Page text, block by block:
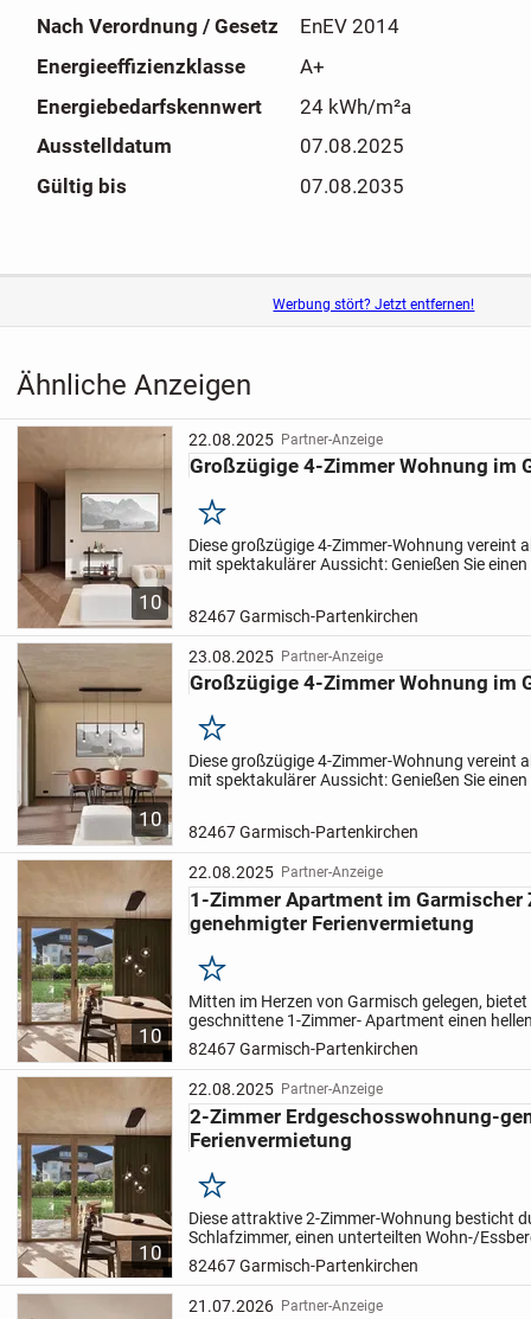
Nach Verordnung / Gesetz
EnEV 2014
Energieeffizienzklasse
A+
Energiebedarfskennwert
24 kWh/m²a
Ausstelldatum
07.08.2025
Gültig bis
07.08.2035
Werbung stört? Jetzt entfernen!
Ähnliche Anzeigen
10
22.08.2025 Partner-Anzeige
Großzügige 4-Zimmer Wohnung im
Merken
Diese großzügige 4-Zimmer-Wohnung vereint
mit spektakulärer Aussicht: Genießen Sie
82467 Garmisch-Partenkirchen
10
23.08.2025 Partner-Anzeige
Großzügige 4-Zimmer Wohnung im
Merken
Diese großzügige 4-Zimmer-Wohnung vereint
mit spektakulärer Aussicht: Genießen Sie
82467 Garmisch-Partenkirchen
10
22.08.2025 Partner-Anzeige
1-Zimmer Apartment im Garmischer
genehmigter Ferienvermietung
Merken
Mitten im Herzen von Garmisch gelegen,
geschnittene 1-Zimmer- Apartment einen hellen
Wohn-/Schlafbereich, einen privaten Garten mit
Ausrichtung sowie beeindruckenden...
82467 Garmisch-Partenkirchen
10
22.08.2025 Partner-Anzeige
2-Zimmer Erdgeschosswohnung-
Ferienvermietung
Merken
Diese attraktive 2-Zimmer-Wohnung besticht
Schlafzimmer, einen unterteilten Wohn-/
sonnigen Garten in Süd-West-Ausrichtung. Der
Berge rundet...
82467 Garmisch-Partenkirchen
21.07.2026 Partner-Anzeige